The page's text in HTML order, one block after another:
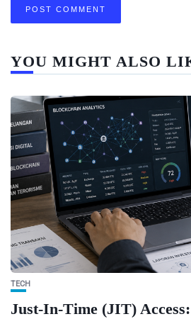
YOU MIGHT ALSO
TECH
Just-In-Time (JIT)